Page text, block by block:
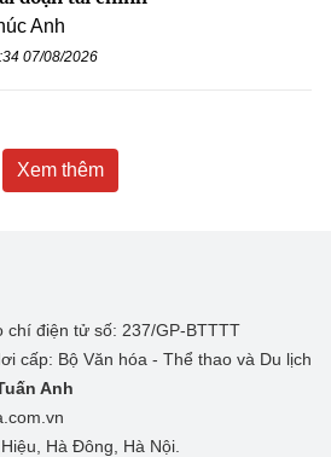
Anh
07/08/2026
Xem thêm
chí điện tử số: 237/GP-BTTTT
cấp: Bộ Văn hóa - Thể thao và Du lịch
Anh
Hà Đông, Hà Nội.